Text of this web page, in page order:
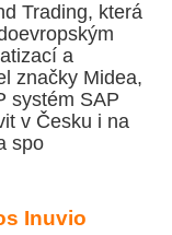
Trading, která
a
značky Midea,
systém SAP
v Česku i na
spo
Inuvio